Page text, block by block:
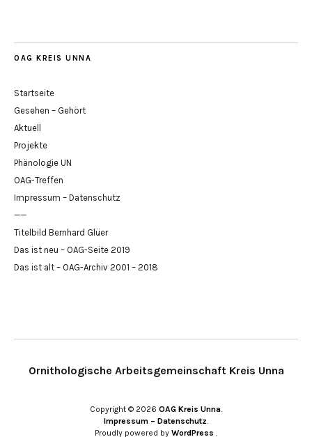
OAG KREIS UNNA
Startseite
Gesehen – Gehört
Aktuell
Projekte
Phänologie UN
OAG-Treffen
Impressum – Datenschutz
——
Titelbild Bernhard Glüer
Das ist neu – OAG-Seite 2019
Das ist alt – OAG-Archiv 2001 – 2018
Ornithologische Arbeitsgemeinschaft Kreis Unna
Copyright © 2026 OAG Kreis Unna
Impressum – Datenschutz
Proudly powered by WordPress